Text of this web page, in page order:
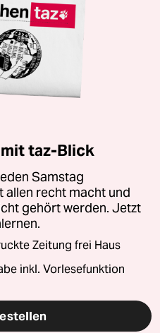
taz-Blick
Samstag
allen recht macht und
gehört werden. Jetzt
Zeitung frei Haus
inkl. Vorlesefunktion